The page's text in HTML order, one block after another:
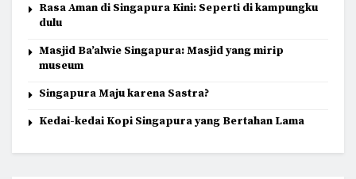
Rasa Aman di Singapura Kini: Seperti di kampungku
dulu
Masjid Ba’alwie Singapura: Masjid yang mirip
museum
Singapura Maju karena Sastra?
Kedai-kedai Kopi Singapura yang Bertahan Lama